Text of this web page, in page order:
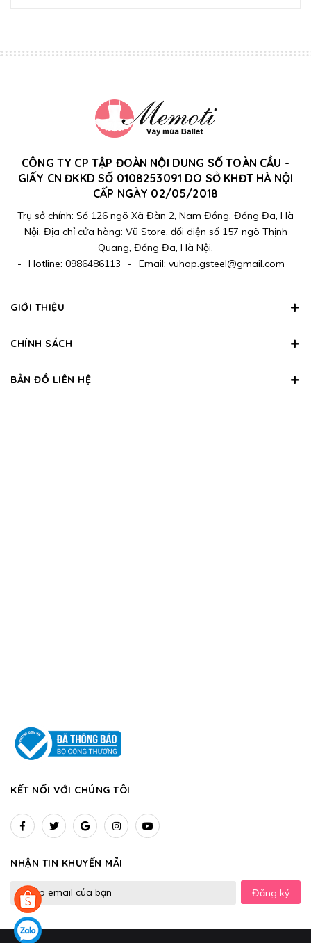
CÔNG TY CP TẬP ĐOÀN NỘI DUNG SỐ TOÀN CẦU -
GIẤY CN ĐKKD SỐ 0108253091 DO SỞ KHĐT HÀ NỘI
CẤP NGÀY 02/05/2018
Trụ sở chính: Số 126 ngõ Xã Đàn 2, Nam Đồng, Đống Đa, Hà
Nội. Địa chỉ cửa hàng: Vũ Store, đối diện số 157 ngõ Thịnh
Quang, Đống Đa, Hà Nội.
-
Hotline: 0986486113 - Email: vuhop.gsteel@gmail.com
GIỚI THIỆU
CHÍNH SÁCH
BẢN ĐỒ LIÊN HỆ
KẾT NỐI VỚI CHÚNG TÔI
NHẬN TIN KHUYẾN MÃI
Đăng ký